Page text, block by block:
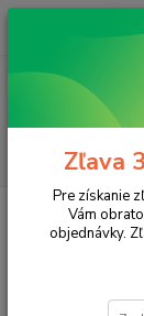
Zľava
Pre získanie
Vám
objednávky.